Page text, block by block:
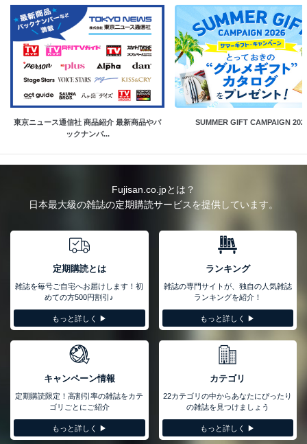
東京ニュース通信社 商品紹介 最新商品やバ
ックナンバ...
SUMMER GIFT CAMPAIGN
Fujisan.co.jpとは？
日本最大級の雑誌の定期購読サービスを提供しています。
定期購読とは
雑誌を毎号ご自宅へお届けします！初
めての方500円割引♪
もっと詳しく ▶︎
ランキング
雑誌の専門サイトが、独自の人気雑誌
ランキングを紹介！
もっと詳しく ▶︎
キャンペーン情報
定期購読限定！高割引率の雑誌をカテ
ゴリごとにご紹介
もっと詳しく ▶︎
カテゴリ
22カテゴリの中からあなたにぴったり
の雑誌を見つけましょう
もっと詳しく ▶︎